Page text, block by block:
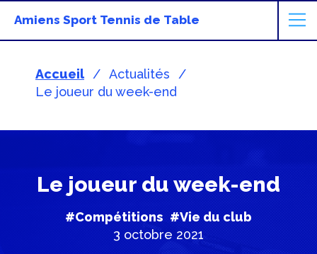
Amiens Sport Tennis de Table
Accueil
Actualités
Le joueur du week-end
Le joueur du week-end
#Compétitions #Vie du club
3 octobre 2021